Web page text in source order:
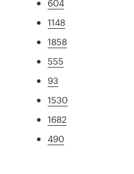
604
1148
1858
555
93
1530
1682
490